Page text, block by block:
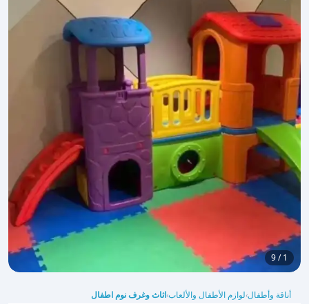
1 / 9
أناقة وأطفال›لوازم الأطفال والألعاب›اثاث وغرف نوم اطفال